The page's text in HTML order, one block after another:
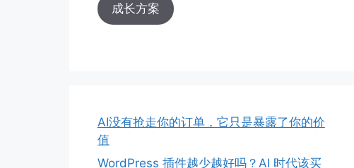
成长方案
AI没有抢走你的订单，它只是暴露了你的价
值
WordPress 插件越少越好吗？AI 时代该买